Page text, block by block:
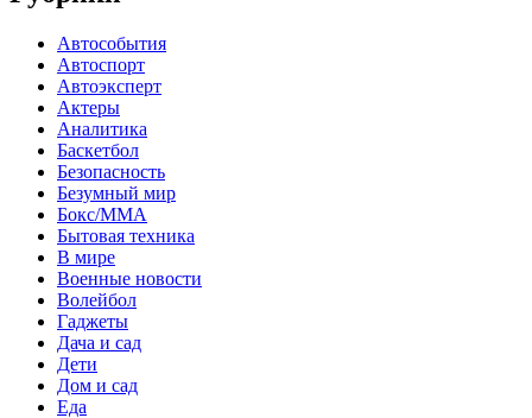
Автособытия
Автоспорт
Автоэксперт
Актеры
Аналитика
Баскетбол
Безопасность
Безумный мир
Бокс/MMA
Бытовая техника
В мире
Военные новости
Волейбол
Гаджеты
Дача и сад
Дети
Дом и сад
Еда